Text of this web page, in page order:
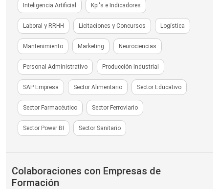
Inteligencia Artificial Kpi's e Indicadores
Laboral y RRHH Licitaciones y Concursos Logística
Mantenimiento Marketing Neurociencias
Personal Administrativo Producción Industrial
SAP Empresa Sector Alimentario Sector Educativo
Sector Farmacéutico Sector Ferroviario
Sector Power BI Sector Sanitario
Colaboraciones con Empresas de
Formación